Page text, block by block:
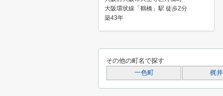
大阪環状線「鶴橋」駅 徒歩2分
築43年
その他の町名で探す
一色町 梶